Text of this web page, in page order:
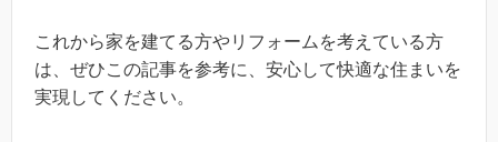
これから家を建てる方やリフォームを考えている方
は、ぜひこの記事を参考に、安心して快適な住まいを
実現してください。